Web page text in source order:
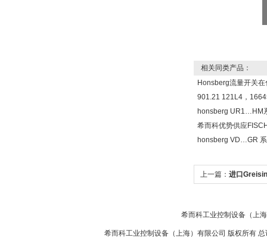
相关同类产品：
Honsberg流量开关
901.21 121L4，
honsberg UR1…HM
希而科优势供应
honsberg VD…GR
上一篇： 进口
希而科工业控制设备（上
希而科工业控制设备（上海）有限公司 版权所有